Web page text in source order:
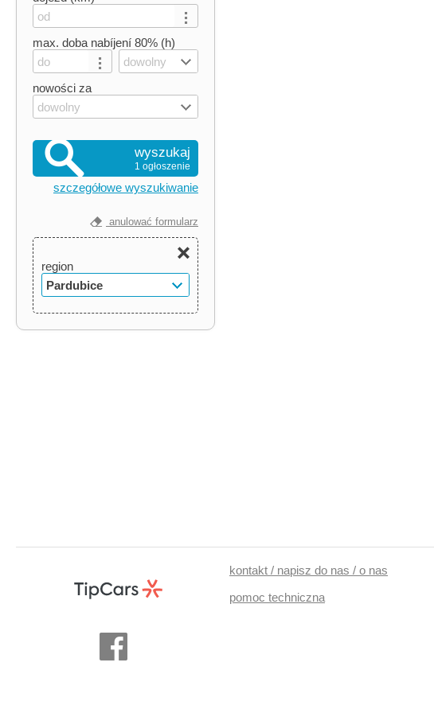
max. doba nabíjení 80% (h)
dowolny
nowości za
dowolny
wyszukaj
1 ogłoszenie
szczegółowe wyszukiwanie
anulować formularz
region
Pardubice
kontakt / napisz do nas / o nas
pomoc techniczna